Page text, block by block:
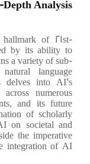
الإصدار الأول
الثاني
الإصدار الثاني
الأول
الإصدار الثاني
Analysis
of 21st-
by its ability to
a variety of sub-
language
delves into AI’s
numerous
and its future
of scholarly
on societal and
the imperative
integration of AI